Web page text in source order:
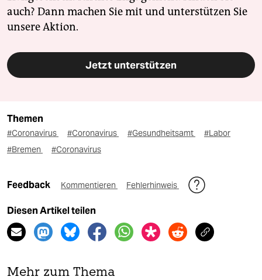
auch? Dann machen Sie mit und unterstützen Sie
unsere Aktion.
Jetzt unterstützen
Themen
#Coronavirus #Coronavirus #Gesundheitsamt
#Labor
#Bremen
#Coronavirus
Feedback Kommentieren Fehlerhinweis
Diesen Artikel teilen
Mehr zum Thema